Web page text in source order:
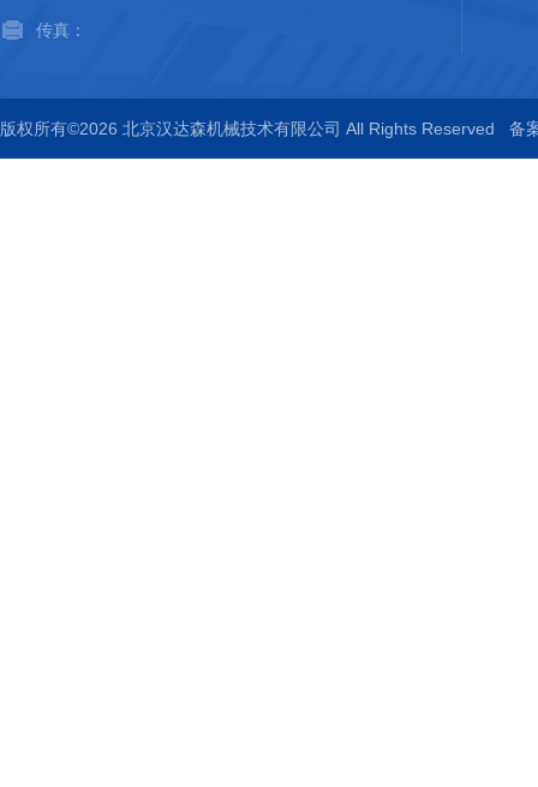
传真：
版权所有©2026 北京汉达森机械技术有限公司 All Rights Reserved 备